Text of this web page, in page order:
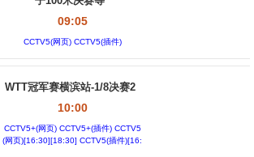
09:05
CCTV5(网页) CCTV5(插件)
WTT冠军赛横滨站-1/8决赛2
10:00
CCTV5+(网页) CCTV5+(插件) CCTV5
(网页)[16:30][18:30] CCTV5(插件)[16: